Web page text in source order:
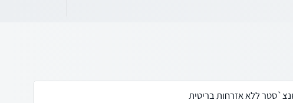
ללא אזרחות בריטית